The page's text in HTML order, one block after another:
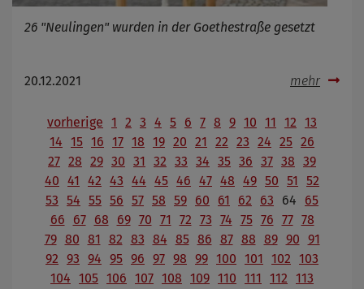
26 "Neulingen" wurden in der Goethestraße gesetzt
20.12.2021 mehr
vorherige 1 2 3 4 5 6 7 8 9 10 11 12 13
14 15 16 17 18 19 20 21 22 23 24 25 26
27 28 29 30 31 32 33 34 35 36 37 38 39
40 41 42 43 44 45 46 47 48 49 50 51
52
53 54 55 56 57 58 59 60 61 62 63 64
65
66
67 68 69 70 71 72 73 74 75 76 77 78
79 80 81 82 83 84 85 86 87 88 89 90 91
92 93 94 95 96 97 98 99 100 101 102 103
104 105 106 107 108 109 110 111 112 113